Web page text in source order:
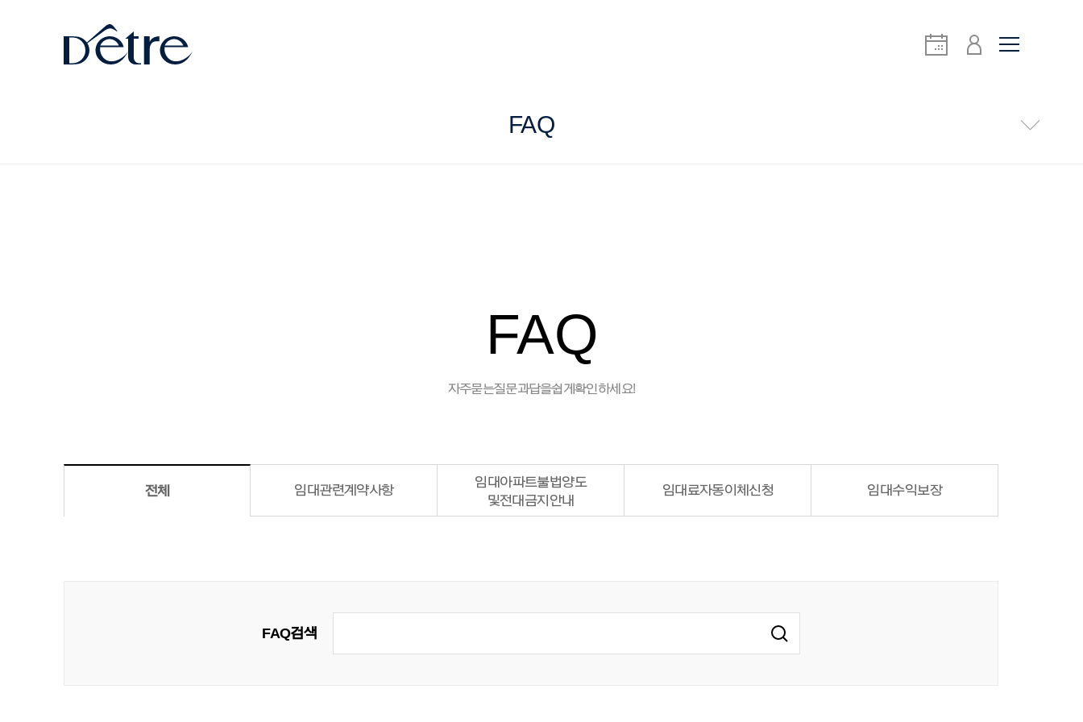
FAQ
FAQ
자주 묻는 질문과 답을 쉽게 확인하세요!
전체 임대관련계약사항 임대아파트불법양도
및 전대금지안내
임대료자동이체 신청 임대수익보장
FAQ 검색